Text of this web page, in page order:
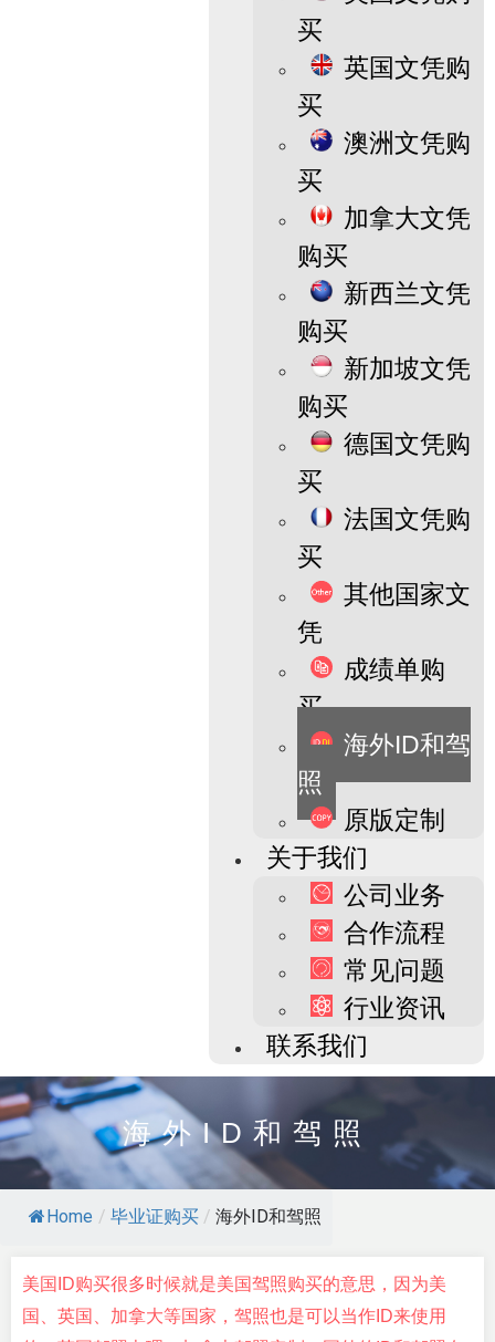
买
英国文凭购
买
澳洲文凭购
买
加拿大文凭
购买
新西兰文凭
购买
新加坡文凭
购买
德国文凭购
买
法国文凭购
买
其他国家文
凭
成绩单购
买
海外ID和驾
照
原版定制
关于我们
公司业务
合作流程
常见问题
行业资讯
联系我们
海外ID和驾照
Home / 毕业证购买 / 海外ID和驾照
美国ID购买很多时候就是美国驾照购买的意思，因为美
国、英国、加拿大等国家，驾照也是可以当作ID来使用